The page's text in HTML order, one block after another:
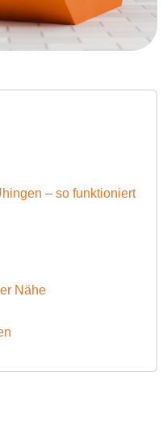
– so funktioniert
Nähe